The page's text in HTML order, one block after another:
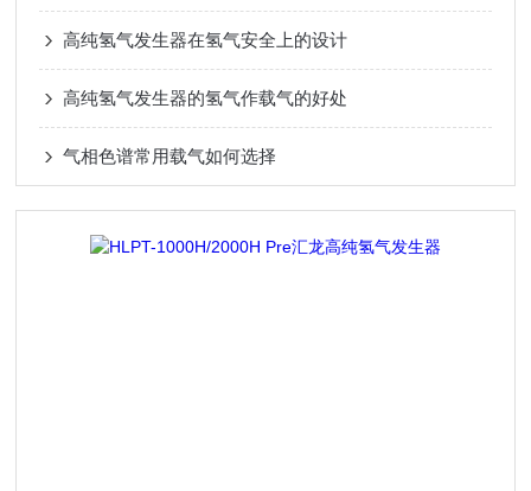
高纯氢气发生器在氢气安全上的设计
高纯氢气发生器的氢气作载气的好处
气相色谱常用载气如何选择